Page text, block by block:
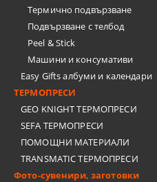
Термично подвързване
Подвързване с телбод
Peel & Stick
Машини и консумативи
Easy Gifts албуми и календари
ТЕРМОПРЕСИ
GEO KNIGHT ТЕРМОПРЕСИ
SEFA ТЕРМОПРЕСИ
ПОМОЩНИ МАТЕРИАЛИ
TRANSMATIC ТЕРМОПРЕСИ
Фото-сувенири, заготовки